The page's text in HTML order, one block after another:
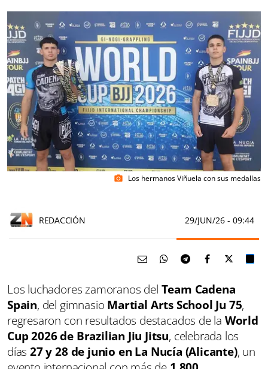
photo_camera Los hermanos Viñuela con sus medallas
REDACCIÓN 29/JUN/26 - 09:44
Los luchadores zamoranos del Team Cadena
Spain, del gimnasio Martial Arts School Ju 75,
regresaron con resultados destacados de la World
Cup 2026 de Brazilian Jiu Jitsu, celebrada los
días27 y 28 de junio en La Nucía (Alicante), un